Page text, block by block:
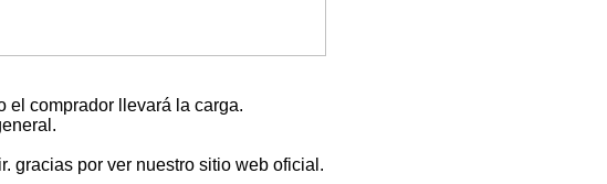
el comprador llevará la carga.
gracias por ver nuestro sitio web oficial.